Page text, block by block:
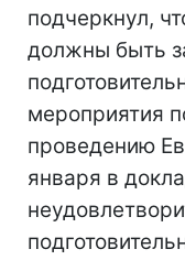
подчеркнул,
должны быть
мероприятия
проведению
января в